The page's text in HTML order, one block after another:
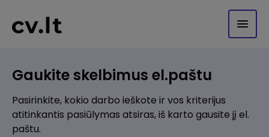
Gaukite skelbimus el.paštu
Pasirinkite, kokio darbo ieškote ir vos kriterijus
atitinkantis pasiūlymas atsiras, iš karto gausite jį el.
paštu.